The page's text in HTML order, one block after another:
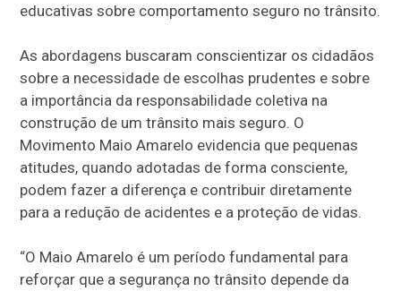
educativas sobre comportamento seguro no trânsito.
As abordagens buscaram conscientizar os cidadãos
sobre a necessidade de escolhas prudentes e sobre
a importância da responsabilidade coletiva na
construção de um trânsito mais seguro. O
Movimento Maio Amarelo evidencia que pequenas
atitudes, quando adotadas de forma consciente,
podem fazer a diferença e contribuir diretamente
para a redução de acidentes e a proteção de vidas.
“O Maio Amarelo é um período fundamental para
reforçar que a segurança no trânsito depende da